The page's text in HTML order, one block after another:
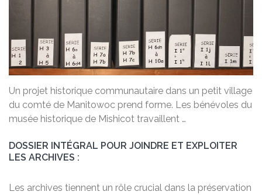
Un projet historique communautaire dans un petit village
du comté de Manitowoc prend forme. Les bénévoles du
musée historique de Mishicot travaillent …
DOSSIER INTÉGRAL POUR JOINDRE ET EXPLOITER
LES ARCHIVES :
Les archives tiennent un rôle crucial dans la préservation